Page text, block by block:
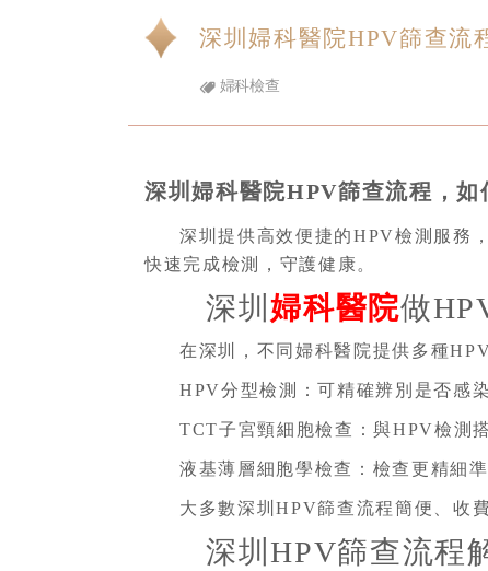
深圳婦科醫院HPV篩查流
婦科檢查
深圳婦科醫院HPV篩查流程，如
深圳提供高效便捷的HPV檢測服務
快速完成檢測，守護健康。
深圳婦科醫院做
在深圳，不同婦科醫院提供多種
HPV分型檢測：可精確辨別是否感
TCT子宮頸細胞檢查：與HPV檢測
液基薄層細胞學檢查：檢查更精細
大多數深圳HPV篩查流程簡便、收
深圳HPV篩查流程